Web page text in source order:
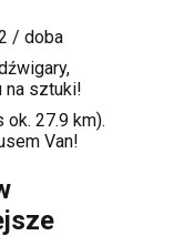
/ doba
na sztuki!
ok. 27.9 km).
Van!